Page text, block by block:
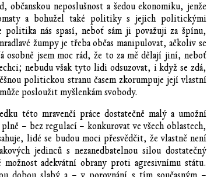
občanskou neposlušnost a šedou ekonomiku, jenže
a bohužel také politiky s jejich politickými
politika nás spasí, neboť sám ji považuji za špínu,
žumpy je třeba občas manipulovat, ačkoliv se
osobně jsem moc rád, že to za mě dělají jiní, neboť
nebudu však tyto lidi odsuzovat, i když se zdá,
politickou stranu časem zkorumpuje její vlastní
posloužit myšlenkám svobody.
této mravenčí práce dostatečně malý a umožní
– bez regulací – konkurovat ve všech oblastech,
lidé se budou moci přesvědčit, že vlastně není
jedinců s nezanedbatelnou silou dostatečný
adekvátní obrany proti agresivnímu státu.